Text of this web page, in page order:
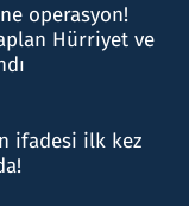
operasyon!
Hürriyet ve
ifadesi ilk kez